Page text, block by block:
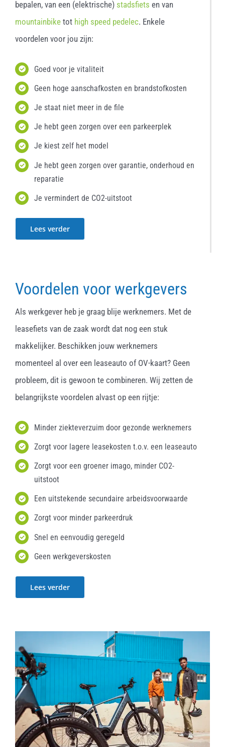
bepalen, van een (elektrische) stadsfiets en van
mountainbiketot high speed pedelec. Enkele
voordelen voor jou zijn:
Goed voor je vitaliteit
Geen hoge aanschafkosten en brandstofkosten
Je staat niet meer in de file
Je hebt geen zorgen over een parkeerplek
Je kiest zelf het model
Je hebt geen zorgen over garantie, onderhoud en
reparatie
Je vermindert de CO2-uitstoot
Lees verder
Voordelen voor werkgevers
Als werkgever heb je graag blije werknemers. Met de
leasefiets van de zaak wordt dat nog een stuk
makkelijker. Beschikken jouw werknemers
momenteel al over een leaseauto of OV-kaart? Geen
probleem, dit is gewoon te combineren. Wij zetten de
belangrijkste voordelen alvast op een rijtje:
Minder ziekteverzuim door gezonde werknemers
Zorgt voor lagere leasekosten t.o.v. een leaseauto
Zorgt voor een groener imago, minder CO2-
uitstoot
Een uitstekende secundaire arbeidsvoorwaarde
Zorgt voor minder parkeerdruk
Snel en eenvoudig geregeld
Geen werkgeverskosten
Lees verder